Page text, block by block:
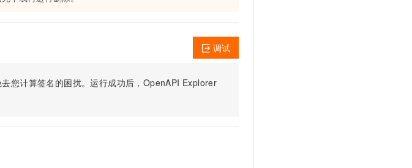
您计算签名的困扰。运行成功后，OpenAPI Explorer
调试